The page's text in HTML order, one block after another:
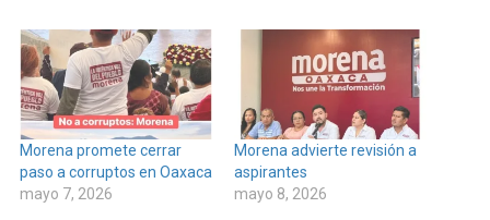
Morena promete cerrar
paso a corruptos en Oaxaca
mayo 7, 2026
Morena advierte revisión a
aspirantes
mayo 8, 2026